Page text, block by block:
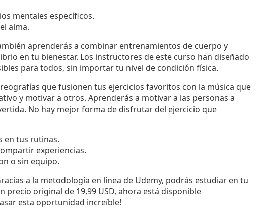
mentales específicos.
alma.
aprenderás a combinar entrenamientos de cuerpo y
en tu bienestar. Los instructores de este curso han diseñado
para todos, sin importar tu nivel de condición física.
que fusionen tus ejercicios favoritos con la música que
y motivar a otros. Aprenderás a motivar a las personas a
No hay mejor forma de disfrutar del ejercicio que
en tus rutinas.
experiencias.
o sin equipo.
a la metodología en línea de Udemy, podrás estudiar en tu
precio original de 19,99 USD, ahora está disponible
esta oportunidad increíble!